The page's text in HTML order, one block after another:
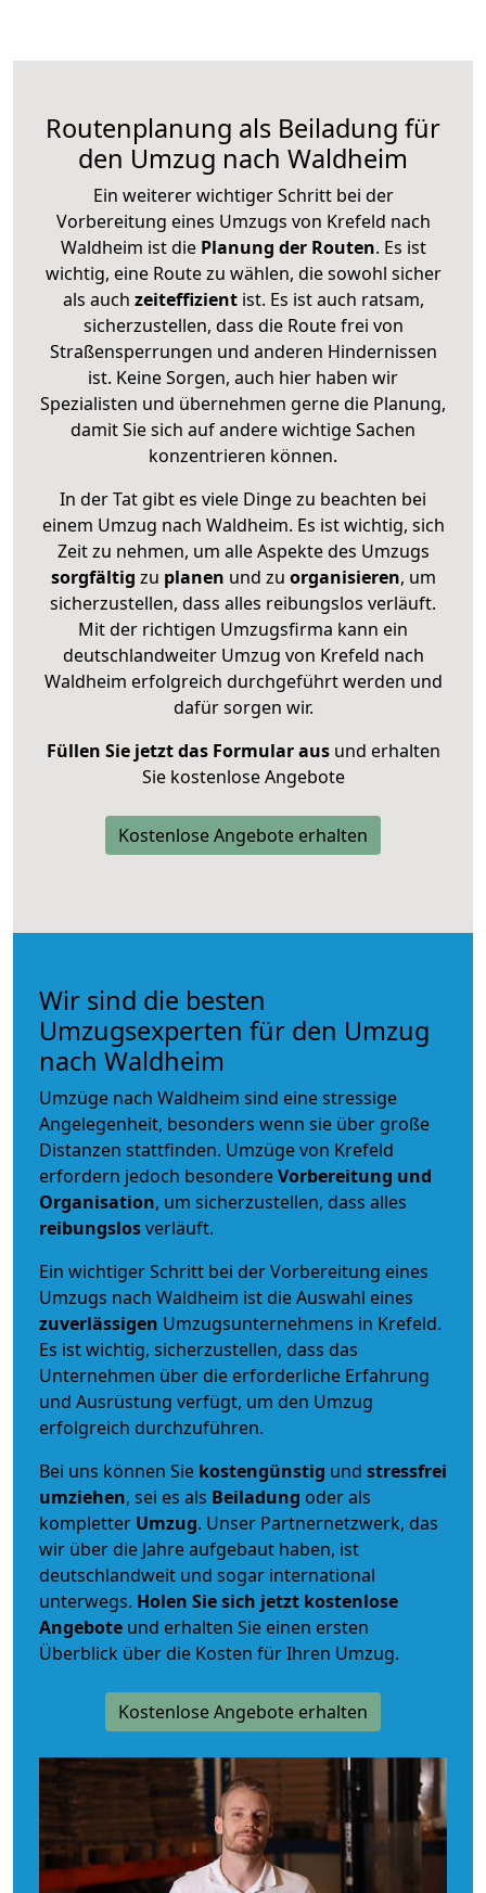
Routenplanung als Beiladung für
den Umzug nach Waldheim
Ein weiterer wichtiger Schritt bei der
Vorbereitung eines Umzugs von Krefeld nach
Waldheim ist diePlanung der Routen. Es ist
wichtig, eine Route zu wählen, die sowohl sicher
als auch zeiteffizientist. Es ist auch ratsam,
sicherzustellen, dass die Route frei von
Straßensperrungen und anderen Hindernissen
ist. Keine Sorgen, auch hier haben wir
Spezialisten und übernehmen gerne die Planung,
damit Sie sich auf andere wichtige Sachen
konzentrieren können.
In der Tat gibt es viele Dinge zu beachten bei
einem Umzug nach Waldheim. Es ist wichtig, sich
Zeit zu nehmen, um alle Aspekte des Umzugs
sorgfältig zu planen und zu organisieren, um
sicherzustellen, dass alles reibungslos verläuft.
Mit der richtigen Umzugsfirma kann ein
deutschlandweiter Umzug von Krefeld nach
Waldheim erfolgreich durchgeführt werden und
dafür sorgen wir.
Füllen Sie jetzt das Formular ausund erhalten
Sie kostenlose Angebote
Kostenlose Angebote erhalten
Wir sind die besten
Umzugsexperten für den Umzug
nach Waldheim
Umzüge nach Waldheim sind eine stressige
Angelegenheit, besonders wenn sie über große
Distanzen stattfinden. Umzüge von Krefeld
erfordern jedoch besondereVorbereitung und
Organisation, um sicherzustellen, dass alles
reibungslosverläuft.
Ein wichtiger Schritt bei der Vorbereitung eines
Umzugs nach Waldheim ist die Auswahl eines
zuverlässigen Umzugsunternehmens in Krefeld.
Es ist wichtig, sicherzustellen, dass das
Unternehmen über die erforderliche Erfahrung
und Ausrüstung verfügt, um den Umzug
erfolgreich durchzuführen.
Bei uns können Sie kostengünstig und stressfrei
umziehen, sei es als Beiladung oder als
kompletter Umzug. Unser Partnernetzwerk, das
wir über die Jahre aufgebaut haben, ist
deutschlandweit und sogar international
unterwegs. Holen Sie sich jetzt kostenlose
Angebote und erhalten Sie einen ersten
Überblick über die Kosten für Ihren Umzug.
Kostenlose Angebote erhalten